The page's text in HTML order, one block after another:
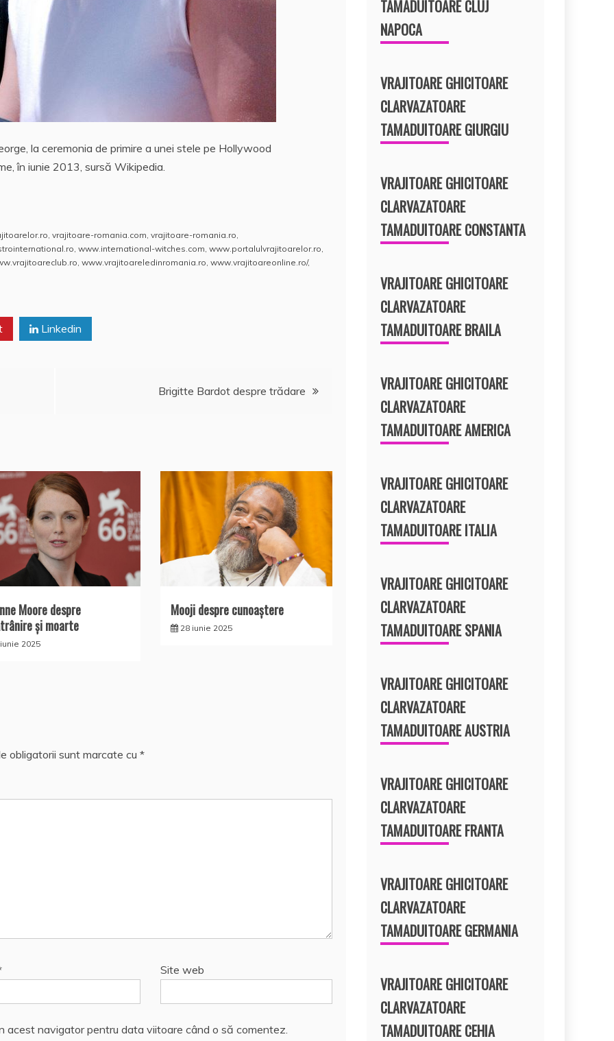
la ceremonia de primire a unei stele pe Hollywood
în iunie 2013, sursă Wikipedia.
, vrajitoare-romania.com, vrajitoare-romania.ro,
, www.international-witches.com, www.portalulvrajitoarelor.ro,
, www.vrajitoareledinromania.ro, www.vrajitoareonline.ro/,
Linkedin
Brigitte Bardot despre trădare
Moore despre
și moarte
2025
Mooji despre cunoaştere
28 iunie 2025
obligatorii sunt marcate cu *
Site web
acest navigator pentru data viitoare când o să comentez.
TAMADUITOARE CLUJ
NAPOCA
VRAJITOARE GHICITOARE
CLARVAZATOARE
TAMADUITOARE GIURGIU
VRAJITOARE GHICITOARE
CLARVAZATOARE
TAMADUITOARE CONSTANTA
VRAJITOARE GHICITOARE
CLARVAZATOARE
TAMADUITOARE BRAILA
VRAJITOARE GHICITOARE
CLARVAZATOARE
TAMADUITOARE AMERICA
VRAJITOARE GHICITOARE
CLARVAZATOARE
TAMADUITOARE ITALIA
VRAJITOARE GHICITOARE
CLARVAZATOARE
TAMADUITOARE SPANIA
VRAJITOARE GHICITOARE
CLARVAZATOARE
TAMADUITOARE AUSTRIA
VRAJITOARE GHICITOARE
CLARVAZATOARE
TAMADUITOARE FRANTA
VRAJITOARE GHICITOARE
CLARVAZATOARE
TAMADUITOARE GERMANIA
VRAJITOARE GHICITOARE
CLARVAZATOARE
TAMADUITOARE CEHIA